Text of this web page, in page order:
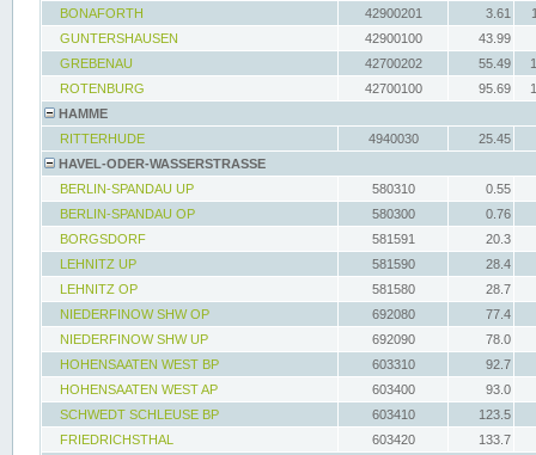
BONAFORTH
42900201 3.61
GUNTERSHAUSEN
42900100
43.99
GREBENAU
42700202 55.49
ROTENBURG
42700100 95.69
HAMME
RITTERHUDE
4940030
25.45
HAVEL-ODER-WASSERSTRASSE
BERLIN-SPANDAU UP
580310
0.55
BERLIN-SPANDAU OP
580300
0.76
BORGSDORF
581591
20.3
LEHNITZ UP
581590
28.4
LEHNITZ OP
581580
28.7
NIEDERFINOW SHW OP
692080
77.4
NIEDERFINOW SHW UP
692090
78.0
HOHENSAATEN WEST BP
603310
92.7
HOHENSAATEN WEST AP
603400
93.0
SCHWEDT SCHLEUSE BP
603410
123.5
FRIEDRICHSTHAL
603420
133.7